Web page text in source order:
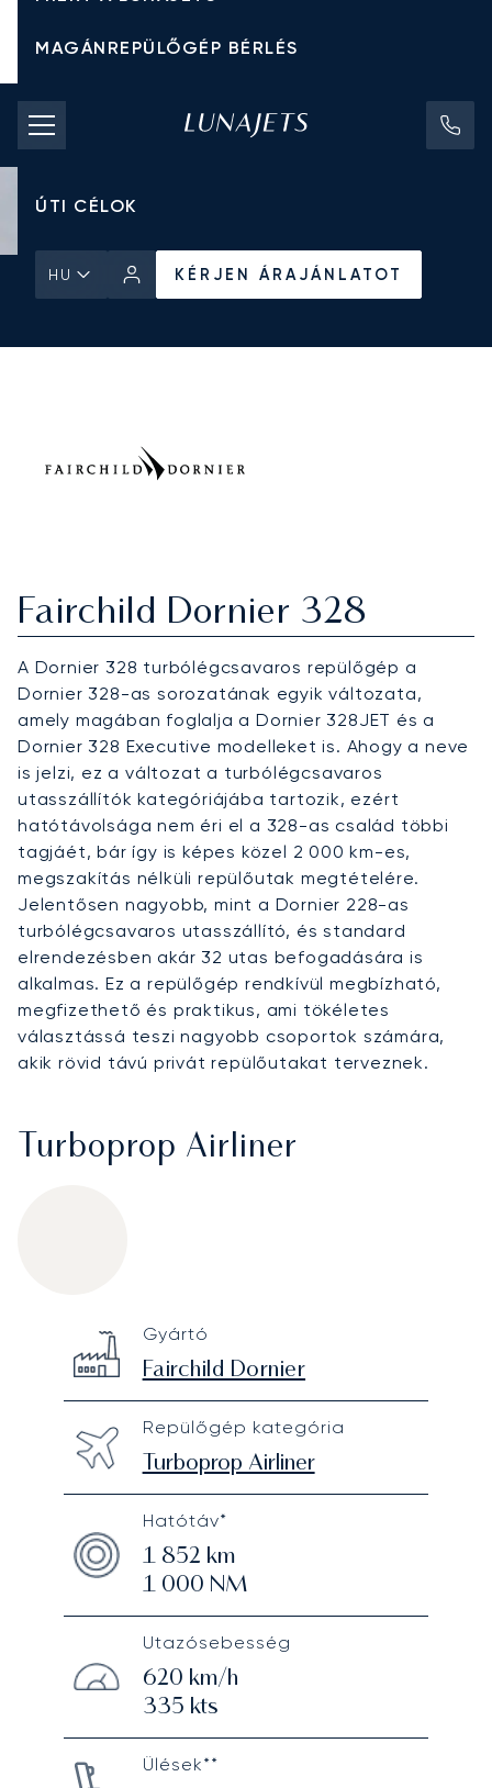
MAGÁNREPÜLŐGÉP BÉRLÉS
CHARTER ÁRAK
MAGÁNREPÜLŐGÉPEK
ÚTI CÉLOK
HU
KÉRJEN ÁRAJÁNLATOT
KÉRJEN ÁRAJÁNLATOT
Fairchild Dornier 328
A Dornier 328 turbólégcsavaros repülőgép a
Dornier 328-as sorozatának egyik változata,
amely magában foglalja a Dornier 328JET és a
Dornier 328 Executive modelleket is. Ahogy a neve
is jelzi, ez a változat a turbólégcsavaros
utasszállítók kategóriájába tartozik, ezért
hatótávolsága nem éri el a 328-as család többi
tagjáét, bár így is képes közel 2 000 km-es,
megszakítás nélküli repülőutak megtételére.
Jelentősen nagyobb, mint a Dornier 228-as
turbólégcsavaros utasszállító, és standard
elrendezésben akár 32 utas befogadására is
alkalmas. Ez a repülőgép rendkívül megbízható,
megfizethető és praktikus, ami tökéletes
választássá teszi nagyobb csoportok számára,
akik rövid távú privát repülőutakat terveznek.
Turboprop Airliner
Technical specifications
Gyártó
Fairchild Dornier
Repülőgép kategória
Turboprop Airliner
Hatótáv*
1 852 km
1 000 NM
Utazósebesség
620 km/h
335 kts
Ülések**